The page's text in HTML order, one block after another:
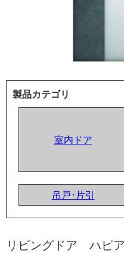
製品カテゴリ
室内ドア
吊戸･片引
リビングドア ハ